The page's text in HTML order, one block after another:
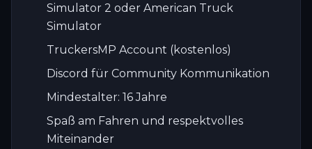
Simulator 2 oder American Truck
Simulator
TruckersMP Account (kostenlos)
Discord für Community Kommunikation
Mindestalter: 16 Jahre
Spaß am Fahren und respektvolles
Miteinander